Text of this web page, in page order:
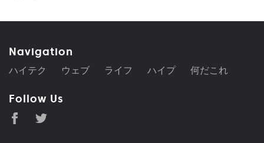
Navigation
ハイテク ウェブ ライフ ハイプ 何だこれ
Follow Us